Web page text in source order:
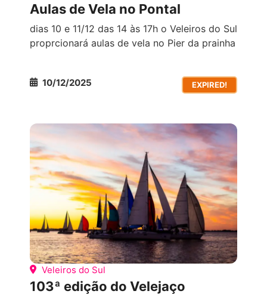
Aulas de Vela no Pontal
dias 10 e 11/12 das 14 às 17h o Veleiros do Sul
proprcionará aulas de vela no Pier da prainha
10/12/2025 EXPIRED!
COMPETIÇÕES ESPORTIVAS
TODOS OS
EVENTOS
Veleiros do Sul
103ª edição do Velejaço